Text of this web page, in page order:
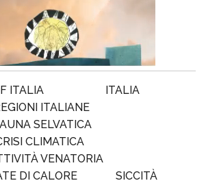
ITALIA
ITALIA
ITALIANE
SELVATICA
CLIMATICA
VENATORIA
DI CALORE
SICCITÀ